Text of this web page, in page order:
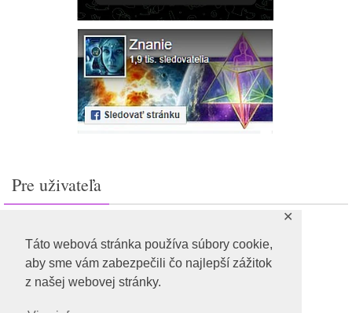
Táto webová stránka používa súbory cookie,
aby sme vám zabezpečili čo najlepší zážitok
z našej webovej stránky.
✕
Pre uživateľa
Feed záznamov
RSS feed komentárov
WordPress.org